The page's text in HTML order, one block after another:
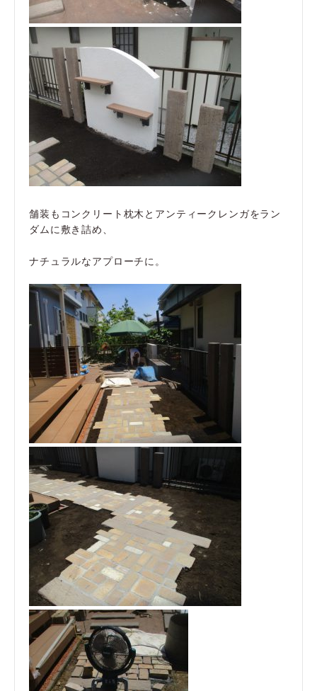
舗装もコンクリート枕木とアンティークレンガをラン
ダムに敷き詰め、
ナチュラルなアプローチに。